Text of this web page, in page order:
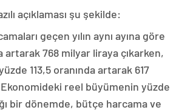
açıklaması şu şekilde:
geçen yılın aynı ayına göre
artarak 768 milyar liraya çıkarken,
113,5 oranında artarak 617
reel büyümenin yüzde
bir dönemde, bütçe harcama ve